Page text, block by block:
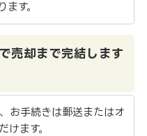
す。
売却まで完結します
お手続きは郵送またはオ
けます。